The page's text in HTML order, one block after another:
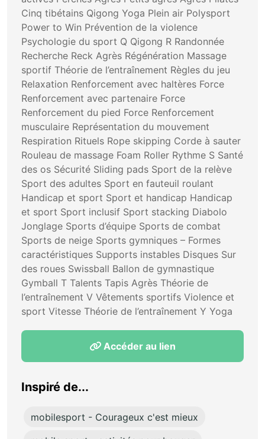
Cinq tibétains Qigong Yoga Plein air Polysport
Power to Win Prévention de la violence
Psychologie du sport Q Qigong R Randonnée
Recherche Reck Agrès Régénération Massage
sportif Théorie de l’entraînement Règles du jeu
Relaxation Renforcement avec haltères Force
Renforcement avec partenaire Force
Renforcement du pied Force Renforcement
musculaire Représentation du mouvement
Respiration Rituels Rope skipping Corde à sauter
Rouleau de massage Foam Roller Rythme S Santé
des os Sécurité Sliding pads Sport de la relève
Sport des adultes Sport en fauteuil roulant
Handicap et sport Sport et handicap Handicap
et sport Sport inclusif Sport stacking Diabolo
Jonglage Sports d’équipe Sports de combat
Sports de neige Sports gymniques – Formes
caractéristiques Supports instables Disques Sur
des roues Swissball Ballon de gymnastique
Gymball T Talents Tapis Agrès Théorie de
l’entraînement V Vêtements sportifs Violence et
sport Vitesse Théorie de l’entraînement Y Yoga
Accéder au lien
Inspiré de...
mobilesport - Courageux c'est mieux